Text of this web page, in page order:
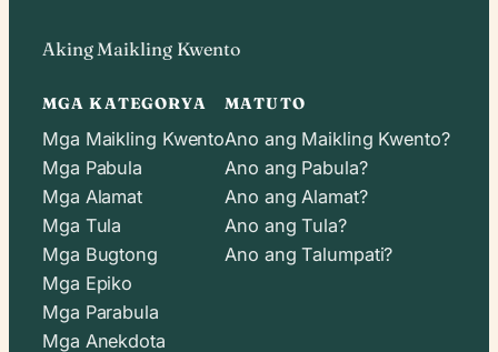
Aking Maikling Kwento
MGA KATEGORYA
Mga Maikling Kwento
Mga Pabula
Mga Alamat
Mga Tula
Mga Bugtong
Mga Epiko
Mga Parabula
Mga Anekdota
MATUTO
Ano ang Maikling Kwento?
Ano ang Pabula?
Ano ang Alamat?
Ano ang Tula?
Ano ang Talumpati?